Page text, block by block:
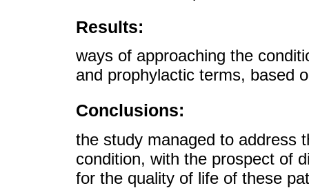
Results:
ways of approaching the
and prophylactic terms, based
Conclusions:
the study managed to address
condition, with the prospect of
for the quality of life of these